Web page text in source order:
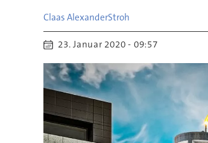
Claas AlexanderStroh
23. Januar 2020 - 09:57